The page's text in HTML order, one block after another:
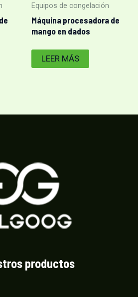
Equipos de congelación
Máquina procesadora de
mango en dados
LEER MÁS
productos